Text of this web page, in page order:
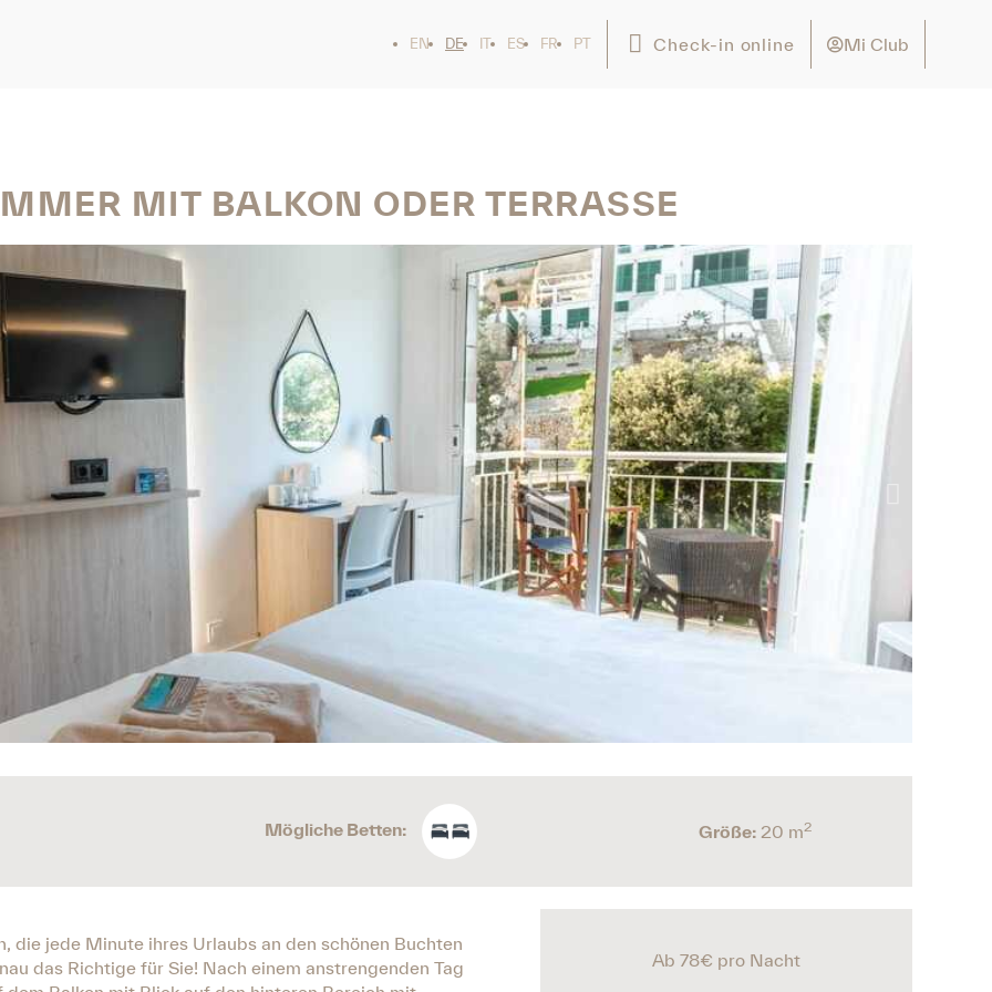
EN DE IT ES FR PT Check-in online Mi Club
MIT BALKON ODER TERRASSE
Mögliche Betten: Größe: 20 m2
die jede Minute ihres Urlaubs an den schönen Buchten
das Richtige für Sie! Nach einem anstrengenden Tag
Ab 78€ pro Nacht